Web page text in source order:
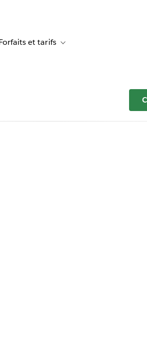
sub-navigation for Ressources
et tarifs Toggle sub-navigation for